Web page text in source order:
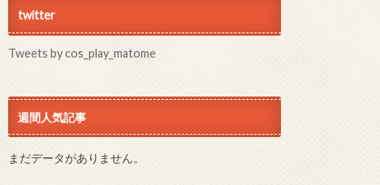
twitter
Tweets by cos_play_matome
週間人気記事
まだデータがありません。